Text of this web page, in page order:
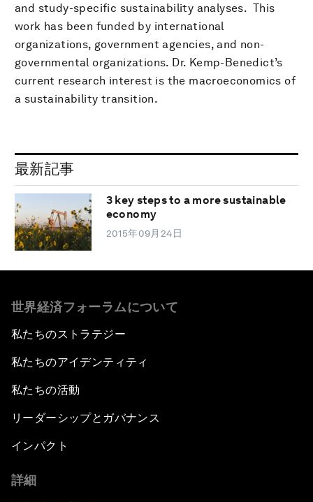
and study-specific sustainability analyses. This
work has been funded by international
organizations, government agencies, and non-
governmental organizations. Dr. Kemp-Benedict’s
current research interest is the macroeconomics of
a sustainability transition.
最新記事
3 key steps to a more sustainable
economy
2015年09月24日
世界経済フォーラムについて
私たちのストラテジー
私たちのアイデンティティ
私たちの活動
リーダーシップとガバナンス
インパクト
詳細